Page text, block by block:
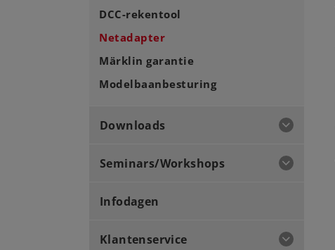
DCC-rekentool
Netadapter
Märklin garantie
Modelbaanbesturing
Downloads
Seminars/Workshops
Infodagen
Klantenservice